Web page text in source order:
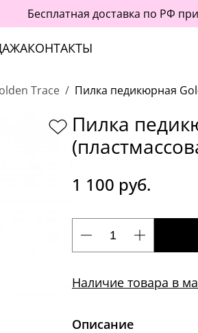
Бесплатная доставка по РФ
КОНТАКТЫ
Trace Пилка педикюрная
Пилка
1 100 руб.
Наличие товара в
Описание